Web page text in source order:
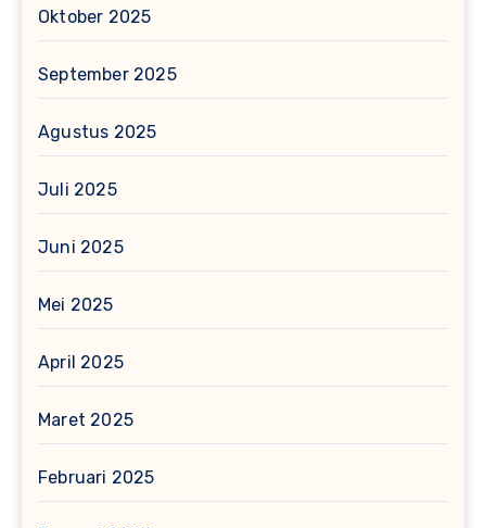
Oktober 2025
September 2025
Agustus 2025
Juli 2025
Juni 2025
Mei 2025
April 2025
Maret 2025
Februari 2025